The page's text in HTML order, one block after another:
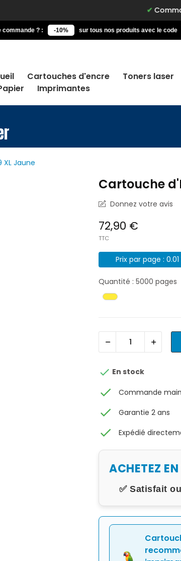
Commandez avant
commande ? : -10% sur tous nos produits avec le code
Cartouches d'encre
Toners laser
Imprimantes
Jaune
Cartouche
Donnez votre avis
72,90 €
TTC
Prix par page :
Quantité : 5000 pages
 En stock
check Commande
check Garantie 2 ans
check Expédié
ACHETEZ
✅ Satisfait